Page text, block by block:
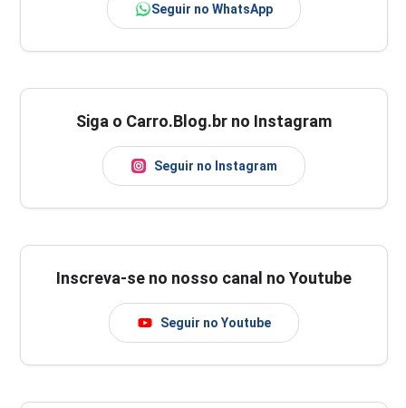
Seguir no WhatsApp
Siga o Carro.Blog.br no Instagram
Seguir no Instagram
Inscreva-se no nosso canal no Youtube
Seguir no Youtube